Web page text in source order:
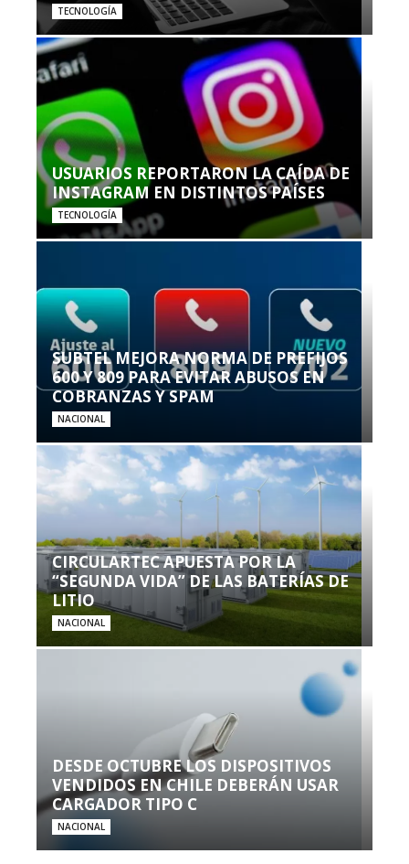
TECNOLOGÍA
USUARIOS REPORTARON LA CAÍDA DE
INSTAGRAM EN DISTINTOS PAÍSES
TECNOLOGÍA
SUBTEL MEJORA NORMA DE PREFIJOS
600 Y 809 PARA EVITAR ABUSOS EN
COBRANZAS Y SPAM
NACIONAL
CIRCULARTEC APUESTA POR LA
“SEGUNDA VIDA” DE LAS BATERÍAS DE
LITIO
NACIONAL
DESDE OCTUBRE LOS DISPOSITIVOS
VENDIDOS EN CHILE DEBERÁN USAR
CARGADOR TIPO C
NACIONAL